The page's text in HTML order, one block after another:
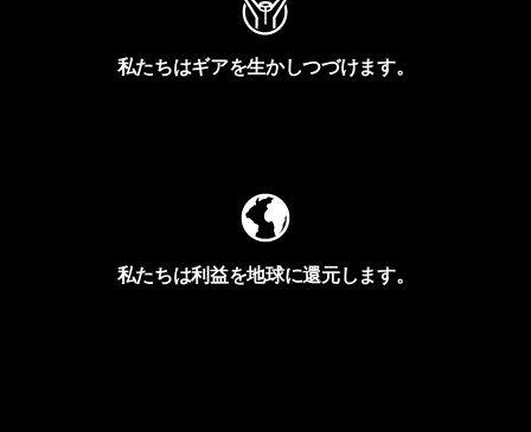
私たちはギアを生かしつづけます。
私たちは利益を地球に還元します。